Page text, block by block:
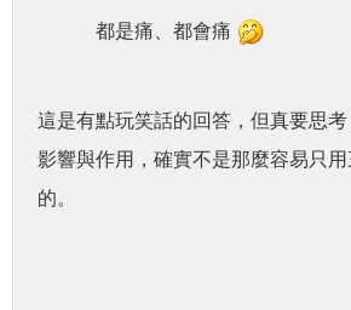
都是痛、都會痛
這是有點玩笑話的回答，但真要思
影響與作用，確實不是那麼容易只
的。